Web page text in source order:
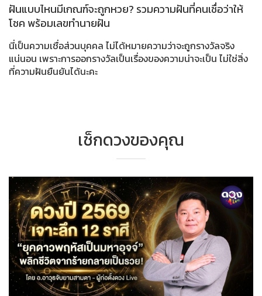
ฝันแบบไหนมีเกณฑ์จะถูกหวย? รวมความฝันที่คนเชื่อว่าให้
โชค พร้อมเลขทำนายฝัน
นี่เป็นความเชื่อส่วนบุคคล ไม่ได้หมายความว่าจะถูกรางวัลจริง
แน่นอน เพราะการออกรางวัลเป็นเรื่องของความน่าจะเป็น ไม่ใช่สิ่ง
ที่ความฝันยืนยันได้นะคะ
เช็กดวงของคุณ